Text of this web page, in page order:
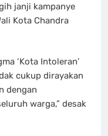
janji kampanye
Kota Chandra
‘Kota Intoleran’
cukup dirayakan
dengan
warga,” desak